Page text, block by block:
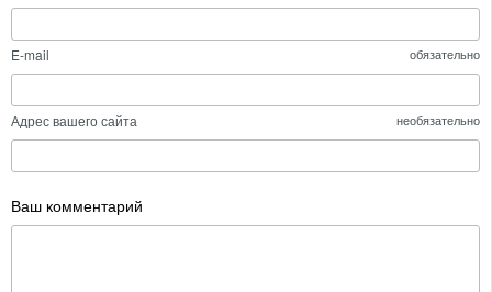
E-mail обязательно
Адрес вашего сайта необязательно
Ваш комментарий